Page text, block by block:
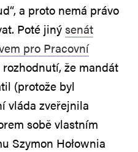
a proto nemá právo
Poté jinýsenát
pro Pracovní
že mandát
(protože byl
vláda zveřejnila
sobě vlastním
Szymon Hołownia